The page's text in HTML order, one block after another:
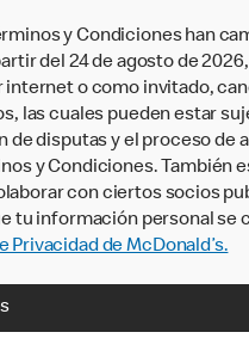
y Condiciones han
del 24 de agosto de
internet o como invitado,
las cuales pueden estar
de disputas y el proceso de
y Condiciones. También
con ciertos socios
tu información personal se
Privacidad de McDonald’s.